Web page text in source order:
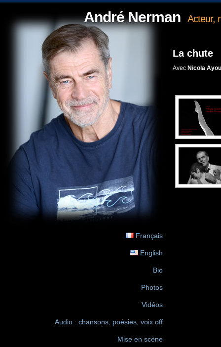
André Nerman Acteur,
La chute
Avec Nicola
Français
English
Bio
Photos
Vidéos
Audio : chansons, poésies, voix off
Mise en scène